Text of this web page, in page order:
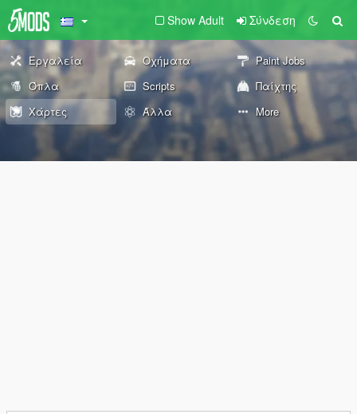
Show Adult Σύνδεση
Εργαλεία Οχήματα
Paint Jobs
Όπλα
Scripts
Παίχτης
Χάρτες
Άλλα More